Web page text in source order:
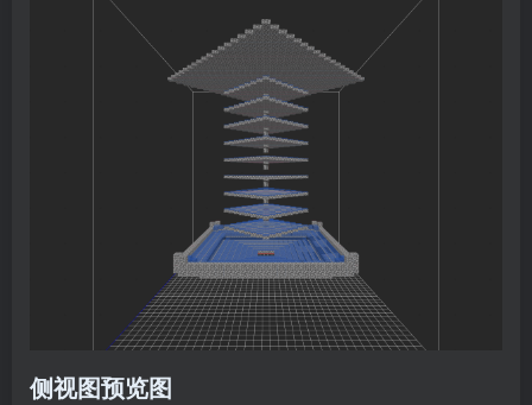
侧视图预览图